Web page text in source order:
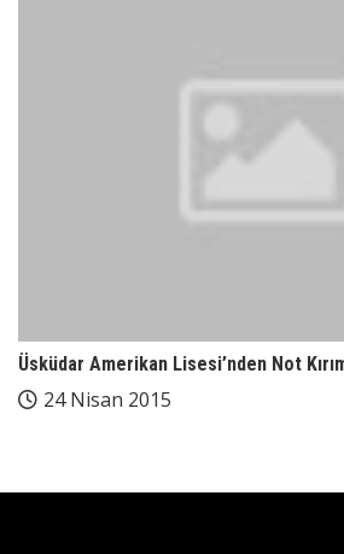
Üsküdar Amerikan Lisesi’nden Not
24 Nisan 2015